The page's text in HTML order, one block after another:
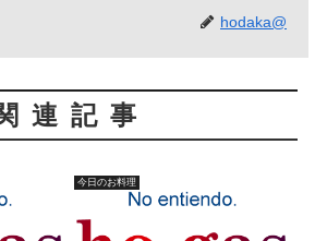
hodaka@
連記事
今日のお料理